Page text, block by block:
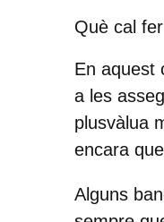
Què cal
En aquest
a les
plusvàlua
encara
Alguns